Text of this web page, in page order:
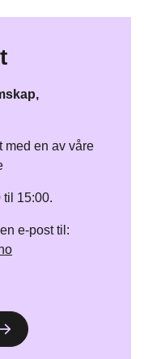
med en av våre
til 15:00.
e-post til: